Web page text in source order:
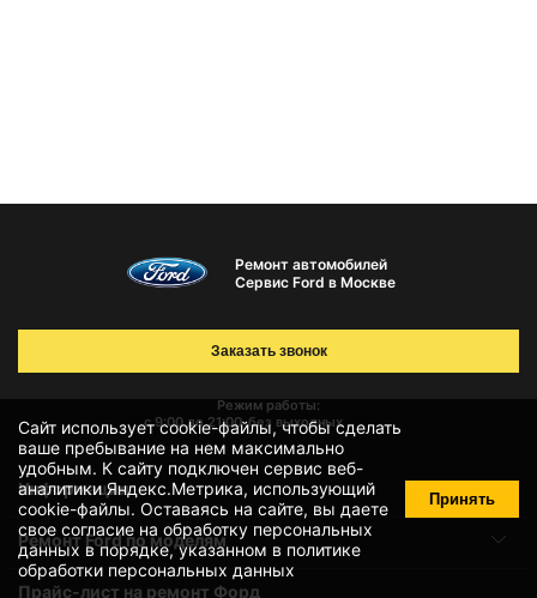
Сайт использует cookie-файлы, чтобы сделать
ваше пребывание на нем максимально
удобным. К cайту подключен сервис веб-
аналитики Яндекс.Метрика, использующий
cookie-файлы. Оставаясь на сайте, вы даете
свое согласие на обработку персональных
данных в порядке, указанном в политике
обработки персональных данных
Принять
Ремонт автомобилей
Сервис Ford в Москве
Режим работы:
с 9:00 до 21:00 без выходных
Заказать звонок
Информация
Ремонт Ford по моделям
Прайс-лист на ремонт Форд